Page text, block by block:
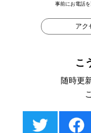
事前にお電話
アク
こ
随時更